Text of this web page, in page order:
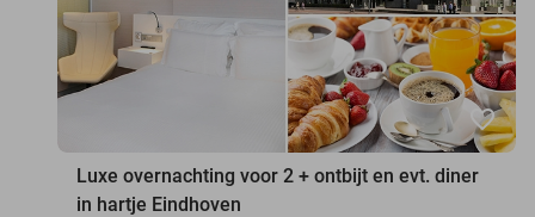
favorite_border
Luxe overnachting voor 2 + ontbijt en evt. diner
in hartje Eindhoven